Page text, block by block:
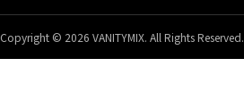
Copyright © 2026 VANITYMIX. All Rights Reserved.